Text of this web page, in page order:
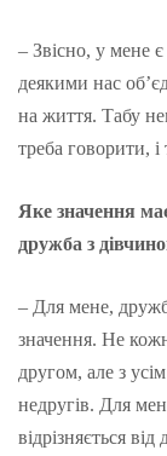
– Звісно, у мене є
деякими нас
на життя. Табу
треба говорити,
Яке значення
дружба з
– Для мене,
значення. Не
другом, але з
недругів. Для
відрізняється